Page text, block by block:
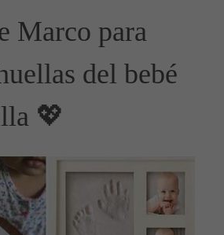
Marco para
del bebé
💖